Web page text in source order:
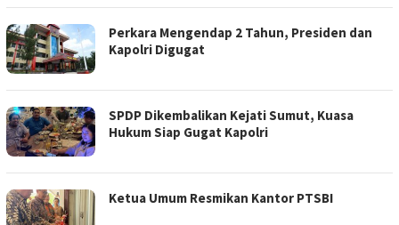
Perkara Mengendap 2 Tahun, Presiden dan
Kapolri Digugat
SPDP Dikembalikan Kejati Sumut, Kuasa
Hukum Siap Gugat Kapolri
Ketua Umum Resmikan Kantor PTSBI